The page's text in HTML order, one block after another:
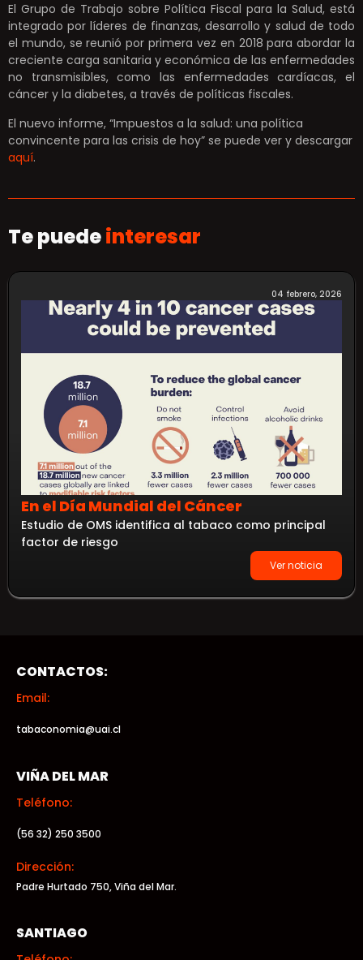
El Grupo de Trabajo sobre Política Fiscal para la Salud, está
integrado por líderes de finanzas, desarrollo y salud de todo
el mundo, se reunió por primera vez en 2018 para abordar la
creciente carga sanitaria y económica de las enfermedades
no transmisibles, como las enfermedades cardíacas, el
cáncer y la diabetes, a través de políticas fiscales.
El nuevo informe, “Impuestos a la salud: una política
convincente para las crisis de hoy” se puede ver y descargar
aquí.
Te puedeinteresar
04 febrero, 2026
En el Día Mundial del Cáncer
Estudio de OMS identifica al tabaco como principal
factor de riesgo
Ver noticia
CONTACTOS:
Email:
tabaconomia@uai.cl
VIÑA DEL MAR
Teléfono:
(56 32) 250 3500
Dirección:
Padre Hurtado 750, Viña del Mar.
SANTIAGO